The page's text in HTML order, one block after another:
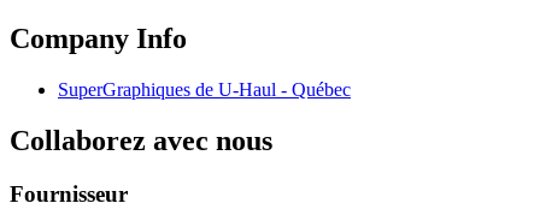
Company Info
SuperGraphiques de U-Haul - Québec
Collaborez avec nous
Fournisseur